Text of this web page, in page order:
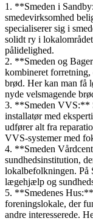
1. **Smeden i
smedevirksomhed
specialiserer sig i
solidt ry i
pålidelighed.
2. **Smeden og
kombineret forretning,
brød. Her kan man få
nyde velsmagende
3. **Smeden VVS:**
installatør med
udfører alt fra
VVS-systemer med
4. **Smeden
sundhedsinstitution,
lokalbefolkningen. På
lægehjælp og
5. **Smedenes
foreningslokale, der
andre interesserede.